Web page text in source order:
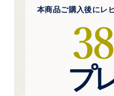
本商品ご購入後にレ
プ